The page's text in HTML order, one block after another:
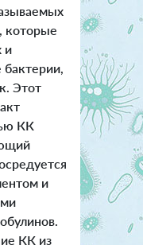
которые
и
Этот
КК
и
КК из